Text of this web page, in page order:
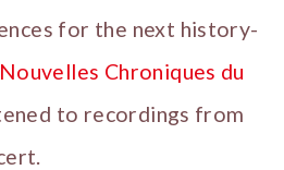
for the next history-
Chroniques du
to recordings from